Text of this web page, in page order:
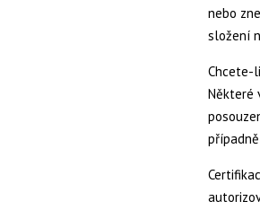
nebo
složení
Chcete-
Některé